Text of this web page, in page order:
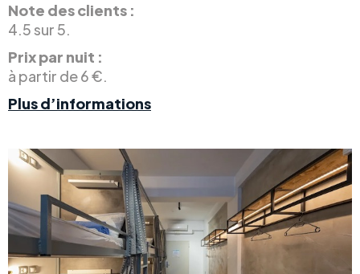
Note des clients :
4.5 sur 5.
Prix par nuit :
à partir de 6 €.
Plus d’informations